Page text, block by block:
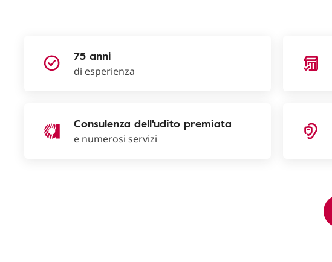
75 anni
di esperienza
Consulenza dell'udito premiata
e numerosi servizi